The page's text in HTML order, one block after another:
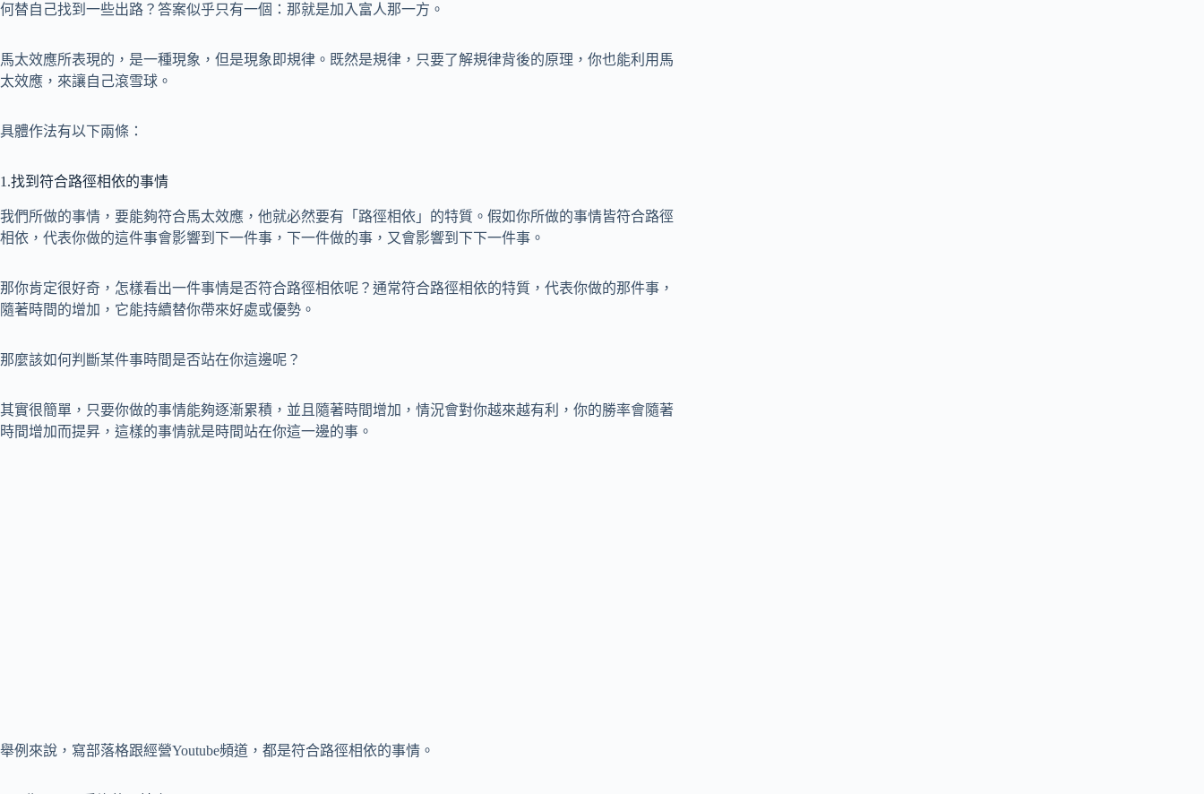
何替自己找到一些出路？答案似乎只有一個：那就是加入富人那一方。
馬太效應所表現的，是一種現象，但是現象即規律。既然是規律，只要了解規律背後的原理，你也能利用馬
太效應，來讓自己滾雪球。
具體作法有以下兩條：
1.找到符合路徑相依的事情
我們所做的事情，要能夠符合馬太效應，他就必然要有「路徑相依」的特質。假如你所做的事情皆符合路徑
相依，代表你做的這件事會影響到下一件事，下一件做的事，又會影響到下下一件事。
那你肯定很好奇，怎樣看出一件事情是否符合路徑相依呢？通常符合路徑相依的特質，代表你做的那件事，
隨著時間的增加，它能持續替你帶來好處或優勢。
那麼該如何判斷某件事時間是否站在你這邊呢？
其實很簡單，只要你做的事情能夠逐漸累積，並且隨著時間增加，情況會對你越來越有利，你的勝率會隨著
時間增加而提昇，這樣的事情就是時間站在你這一邊的事。
舉例來說，寫部落格跟經營Youtube頻道，都是符合路徑相依的事情。